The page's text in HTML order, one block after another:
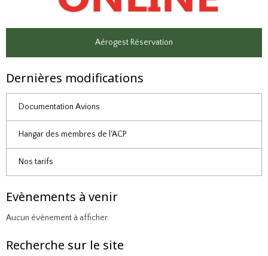
Aérogest Réservation
Dernières modifications
Documentation Avions
Hangar des membres de l'ACP
Nos tarifs
Evènements à venir
Aucun évènement à afficher.
Recherche sur le site